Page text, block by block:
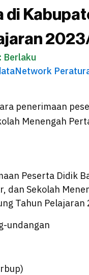
Berlaku
Network
penerimaan
Menengah
Peserta Didik
dan Sekolah
Tahun
undangan